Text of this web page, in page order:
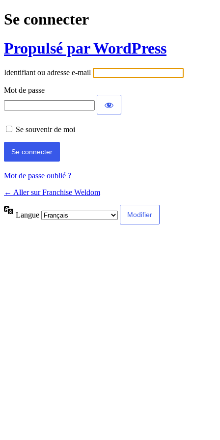
Se connecter
Propulsé par WordPress
Identifiant ou adresse e-mail
Mot de passe
Se souvenir de moi
Mot de passe oublié ?
← Aller sur Franchise Weldom
Langue